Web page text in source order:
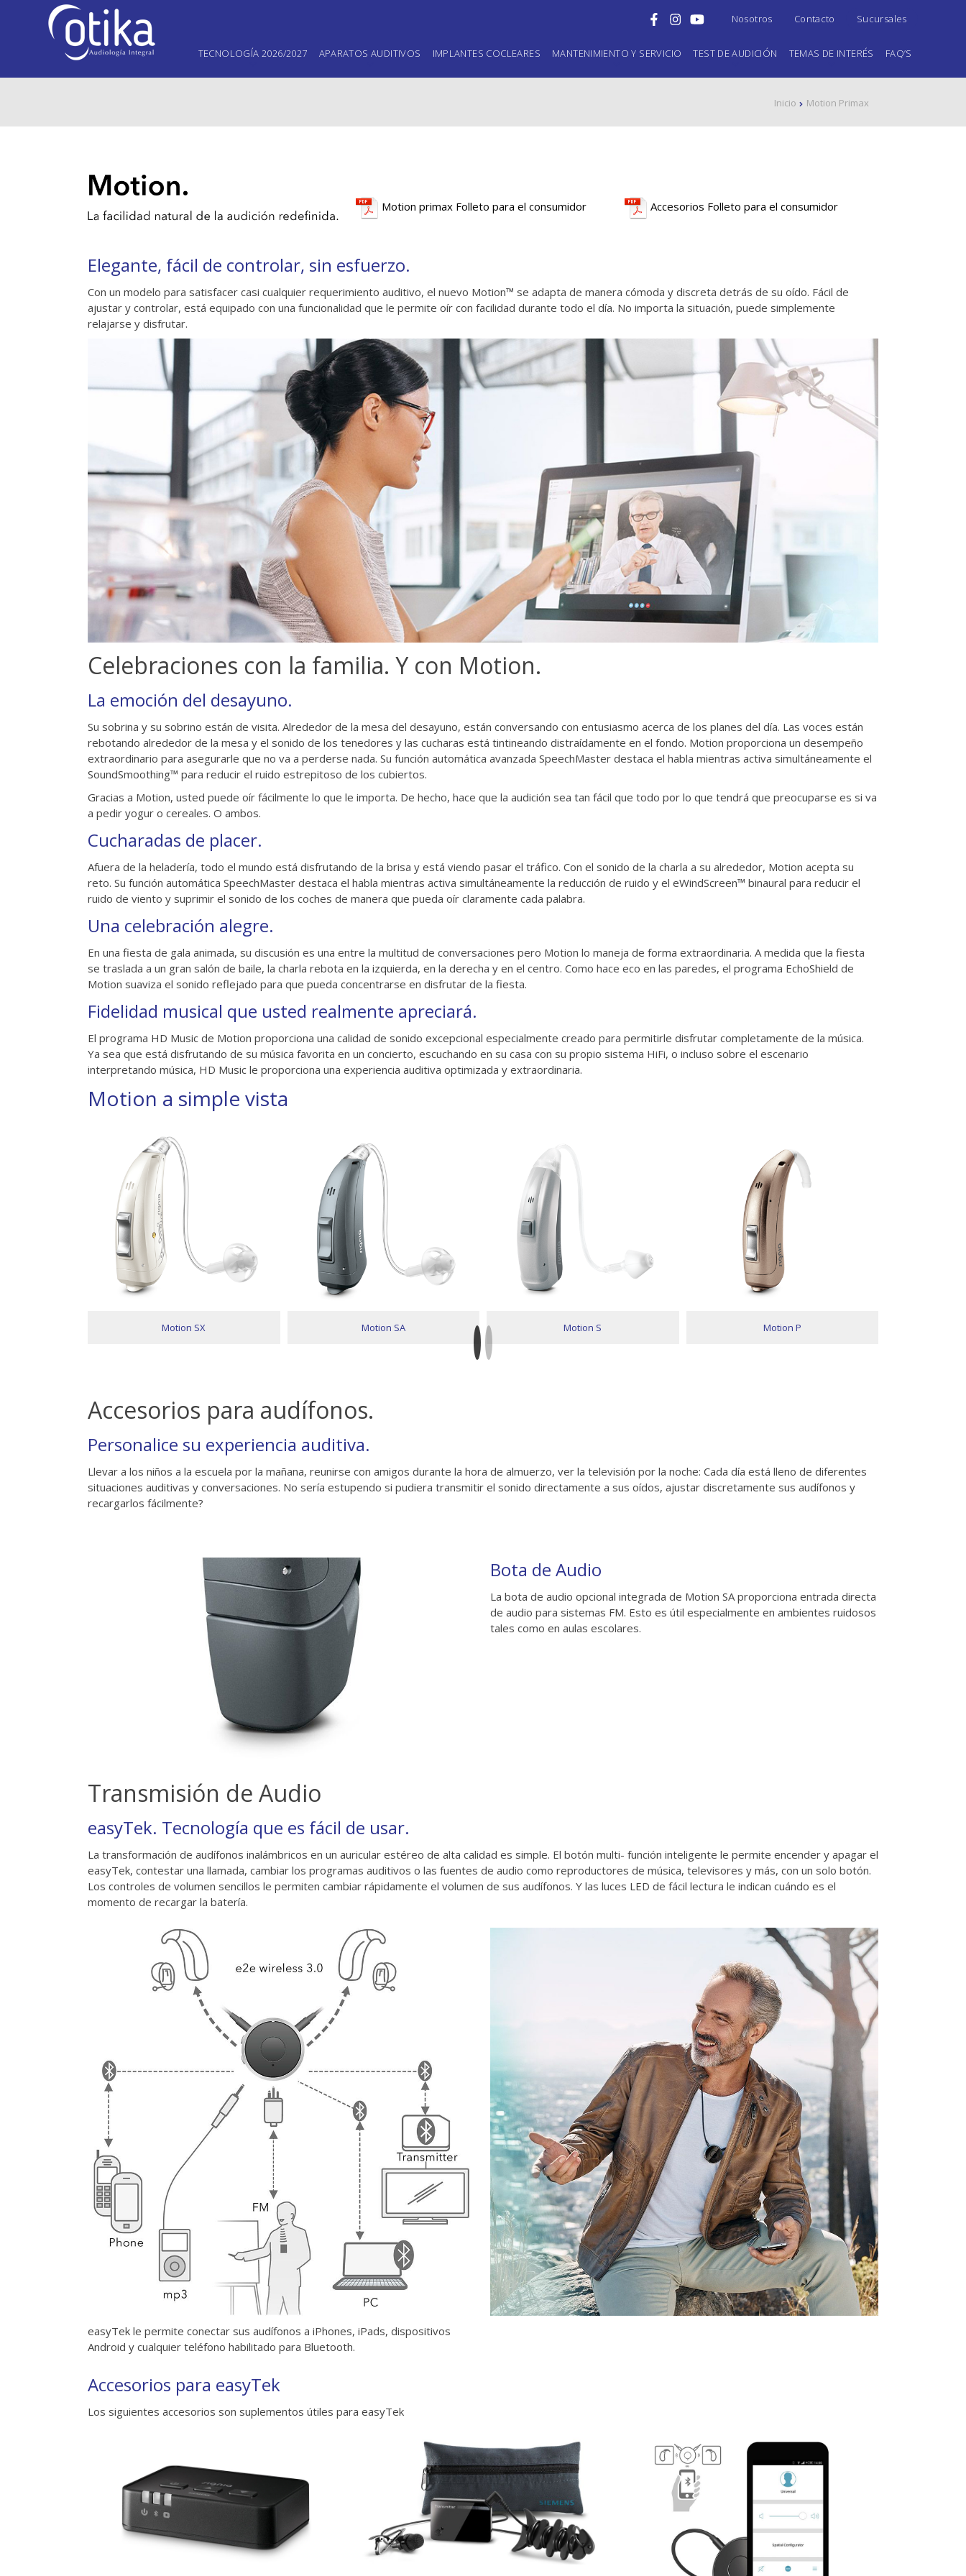
Nosotros Contacto Sucursales
TECNOLOGÍA 2026/2027 APARATOS AUDITIVOS IMPLANTES COCLEARES MANTENIMIENTO Y SERVICIO TEST DE AUDICIÓN TEMAS DE INTERÉS FAQ’S
Inicio Motion Primax
Motion primax Folleto para el consumidor Accesorios Folleto para el consumidor
Elegante, fácil de controlar, sin esfuerzo.
Con un modelo para satisfacer casi cualquier requerimiento auditivo, el nuevo Motion™ se adapta de manera cómoda y discreta detrás de su oído. Fácil de
ajustar y controlar, está equipado con una funcionalidad que le permite oír con facilidad durante todo el día. No importa la situación, puede simplemente
relajarse y disfrutar.
Celebraciones con la familia. Y con Motion.
La emoción del desayuno.
Su sobrina y su sobrino están de visita. Alrededor de la mesa del desayuno, están conversando con entusiasmo acerca de los planes del día. Las voces están
rebotando alrededor de la mesa y el sonido de los tenedores y las cucharas está tintineando distraídamente en el fondo. Motion proporciona un desempeño
extraordinario para asegurarle que no va a perderse nada. Su función automática avanzada SpeechMaster destaca el habla mientras activa simultáneamente el
SoundSmoothing™ para reducir el ruido estrepitoso de los cubiertos.
Gracias a Motion, usted puede oír fácilmente lo que le importa. De hecho, hace que la audición sea tan fácil que todo por lo que tendrá que preocuparse es si va
a pedir yogur o cereales. O ambos.
Cucharadas de placer.
Afuera de la heladería, todo el mundo está disfrutando de la brisa y está viendo pasar el tráfico. Con el sonido de la charla a su alrededor, Motion acepta su
reto. Su función automática SpeechMaster destaca el habla mientras activa simultáneamente la reducción de ruido y el eWindScreen™ binaural para reducir el
ruido de viento y suprimir el sonido de los coches de manera que pueda oír claramente cada palabra.
Una celebración alegre.
En una fiesta de gala animada, su discusión es una entre la multitud de conversaciones pero Motion lo maneja de forma extraordinaria. A medida que la fiesta
se traslada a un gran salón de baile, la charla rebota en la izquierda, en la derecha y en el centro. Como hace eco en las paredes, el programa EchoShield de
Motion suaviza el sonido reflejado para que pueda concentrarse en disfrutar de la fiesta.
Fidelidad musical que usted realmente apreciará.
El programa HD Music de Motion proporciona una calidad de sonido excepcional especialmente creado para permitirle disfrutar completamente de la música.
Ya sea que está disfrutando de su música favorita en un concierto, escuchando en su casa con su propio sistema HiFi, o incluso sobre el escenario
interpretando música, HD Music le proporciona una experiencia auditiva optimizada y extraordinaria.
Motion a simple vista
Motion SX Motion SA Motion S Motion P
Accesorios para audífonos.
Personalice su experiencia auditiva.
Llevar a los niños a la escuela por la mañana, reunirse con amigos durante la hora de almuerzo, ver la televisión por la noche: Cada día está lleno de diferentes
situaciones auditivas y conversaciones. No sería estupendo si pudiera transmitir el sonido directamente a sus oídos, ajustar discretamente sus audífonos y
recargarlos fácilmente?
Bota de Audio
La bota de audio opcional integrada de Motion SA proporciona entrada directa
de audio para sistemas FM. Esto es útil especialmente en ambientes ruidosos
tales como en aulas escolares.
Transmisión de Audio
easyTek. Tecnología que es fácil de usar.
La transformación de audífonos inalámbricos en un auricular estéreo de alta calidad es simple. El botón multi- función inteligente le permite encender y apagar el
easyTek, contestar una llamada, cambiar los programas auditivos o las fuentes de audio como reproductores de música, televisores y más, con un solo botón.
Los controles de volumen sencillos le permiten cambiar rápidamente el volumen de sus audífonos. Y las luces LED de fácil lectura le indican cuándo es el
momento de recargar la batería.
easyTek le permite conectar sus audífonos a iPhones, iPads, dispositivos
Android y cualquier teléfono habilitado para Bluetooth.
Accesorios para easyTek
Los siguientes accesorios son suplementos útiles para easyTek